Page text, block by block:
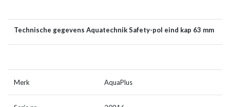
Technische gegevens Aquatechnik Safety-pol eind kap 63 mm
Merk AquaPlus